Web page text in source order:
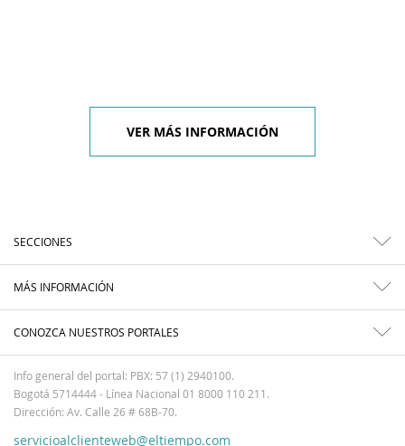
VER MÁS INFORMACIÓN
SECCIONES
MÁS INFORMACIÓN
CONOZCA NUESTROS PORTALES
Info general del portal: PBX: 57 (1) 2940100.
Bogotá 5714444 - Línea Nacional 01 8000 110 211.
Dirección: Av. Calle 26 # 68B-70.
servicioalclienteweb@eltiempo.com